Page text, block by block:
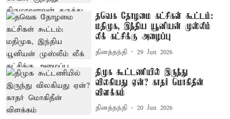
தவெக தோழமை கட்சிகள் கூட்டம்:
மதிமுக, இந்திய யூனியன் முஸ்லீம்
லீக் கட்சிக்கு அழைப்பு
தினத்தந்தி 29 Jun 2026
திமுக கூட்டணியில் இருந்து
விலகியது ஏன்? காதர் மொகிதீன்
விளக்கம்
தினத்தந்தி 20 Jun 2026